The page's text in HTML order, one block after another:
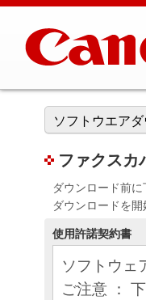
ソフトウエア
ファクスカ
ダウンロード前
ダウンロードを
使用許諾契約書
ソフトウェ
ご注意 ：